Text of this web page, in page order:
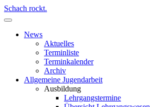
Schach rockt.
News
Aktuelles
Terminliste
Terminkalender
Archiv
Allgemeine Jugendarbeit
Ausbildung
Lehrgangstermine